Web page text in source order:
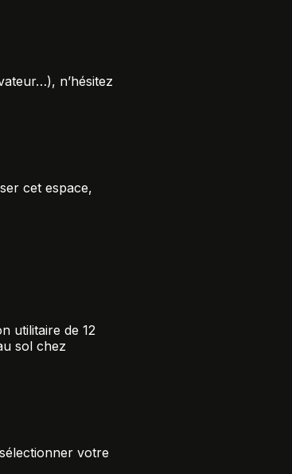
n’hésitez
cet espace,
utilitaire de 12
sol chez
votre